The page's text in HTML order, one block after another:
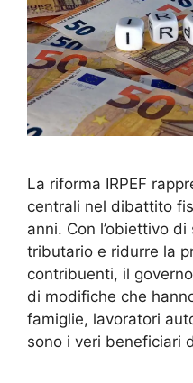
La riforma IRPEF
centrali nel dibattito
anni. Con l’obiettivo
tributario e ridurre la
contribuenti, il
di modifiche che
famiglie, lavoratori
sono i veri beneficiari